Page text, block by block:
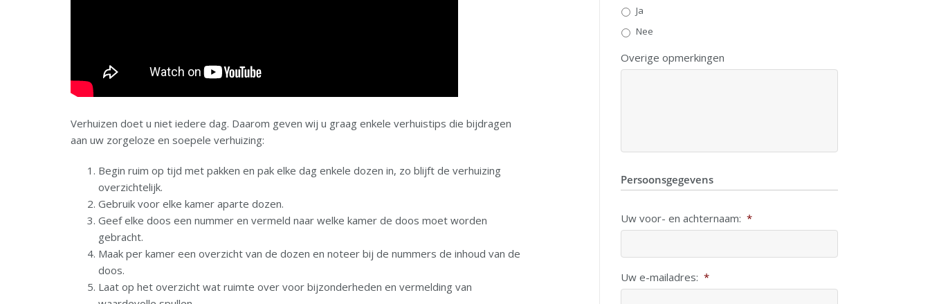
Verhuizen doet u niet iedere dag. Daarom geven wij u graag enkele verhuistips die bijdragen
aan uw zorgeloze en soepele verhuizing:
Begin ruim op tijd met pakken en pak elke dag enkele dozen in, zo blijft de verhuizing
overzichtelijk.
Gebruik voor elke kamer aparte dozen.
Geef elke doos een nummer en vermeld naar welke kamer de doos moet worden
gebracht.
Maak per kamer een overzicht van de dozen en noteer bij de nummers de inhoud van de
doos.
Laat op het overzicht wat ruimte over voor bijzonderheden en vermelding van
Ja
Nee
Overige opmerkingen
Persoonsgegevens
Uw voor- en achternaam: *
Uw e-mailadres: *